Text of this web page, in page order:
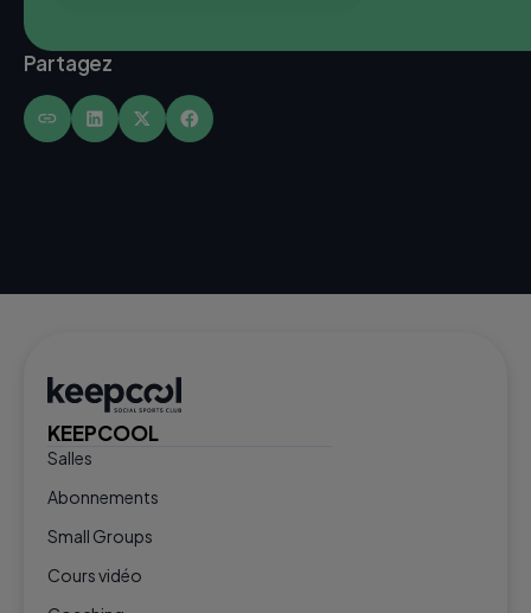
Partagez
KEEPCOOL
Salles
Abonnements
Small Groups
Cours vidéo